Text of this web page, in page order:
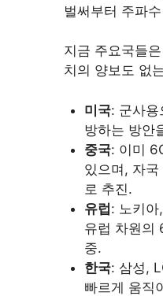
벌써부터 주파
지금 주요국들
치의 양보도 없
미국: 군사용
방하는 방안
중국: 이미
있으며, 자
로 추진.
유럽: 노키아
유럽 차원의
중.
한국: 삼성,
빠르게 움직